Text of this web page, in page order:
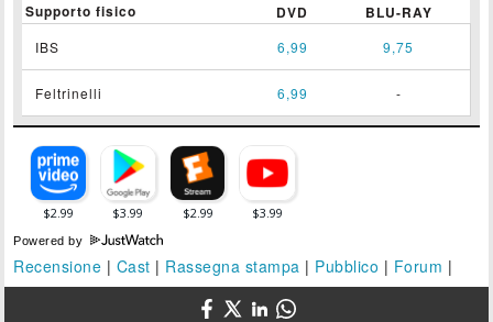
Supporto fisico DVD BLU-RAY
IBS 6,99 9,75
Feltrinelli 6,99 -
Powered by
Recensione | Cast | Rassegna stampa | Pubblico | Forum |